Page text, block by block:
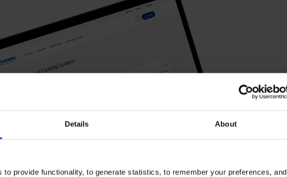
Details About
provide functionality, to generate statistics, to remember your preferences, and